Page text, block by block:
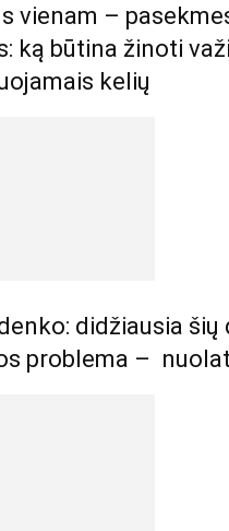
vienam –
ką būtina žinoti
kelių
didžiausia šių
problema –